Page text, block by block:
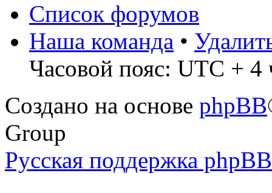
Список форумов
Наша команда •
Часовой пояс: UTC + 4
Создано на основе phpBB
Group
Русская поддержка phpBB